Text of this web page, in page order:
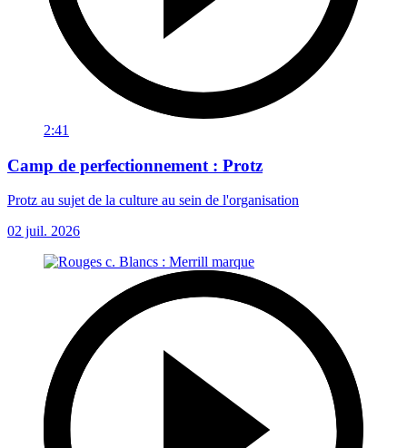
2:41
Camp de perfectionnement : Protz
Protz au sujet de la culture au sein de l'organisation
02 juil. 2026